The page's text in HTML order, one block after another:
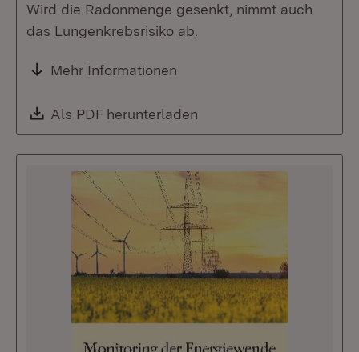
Wird die Radonmenge gesenkt, nimmt auch
das Lungenkrebsrisiko ab.
Mehr Informationen
Download:
Als PDF herunterladen